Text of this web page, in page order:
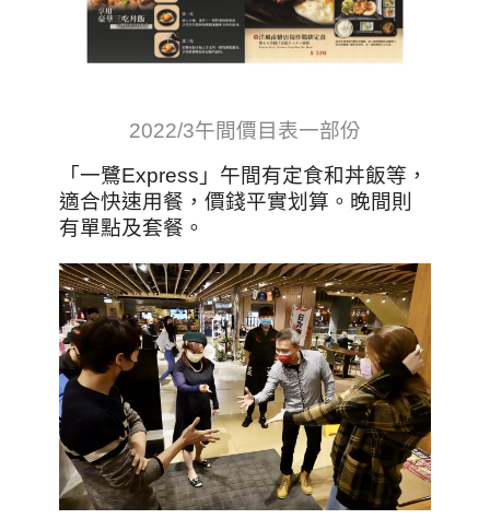
2022/3午間價目表一部份
「一鷺Express」午間有定食和丼飯等，
適合快速用餐，價錢平實划算。晚間則
有單點及套餐。